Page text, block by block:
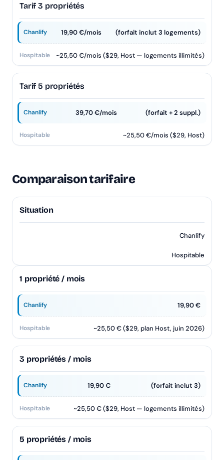
Tarif 3 propriétés
19,90 €/mois (forfait inclut 3 logements)
~25,50 €/mois ($29, Host — logements illimités)
Tarif 5 propriétés
39,70 €/mois (forfait + 2 suppl.)
~25,50 €/mois ($29, Host)
Comparaison tarifaire
Situation
Chanlify
Hospitable
1 propriété / mois
19,90 €
~25,50 € ($29, plan Host, juin 2026)
3 propriétés / mois
19,90 € (forfait inclut 3)
~25,50 € ($29, Host — logements illimités)
5 propriétés / mois